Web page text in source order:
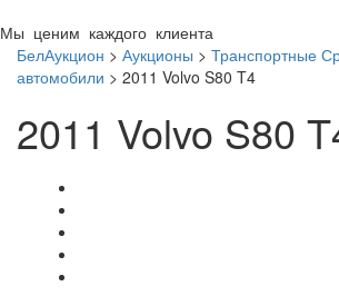
Мы ценим каждого клиента
БелАукцион > Аукционы > Транспортные
автомобили > 2011 Volvo S80 T4
2011 Volvo S80